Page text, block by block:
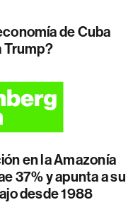
de Cuba
Trump?
en la Amazonía
37% y apunta a su
desde 1988